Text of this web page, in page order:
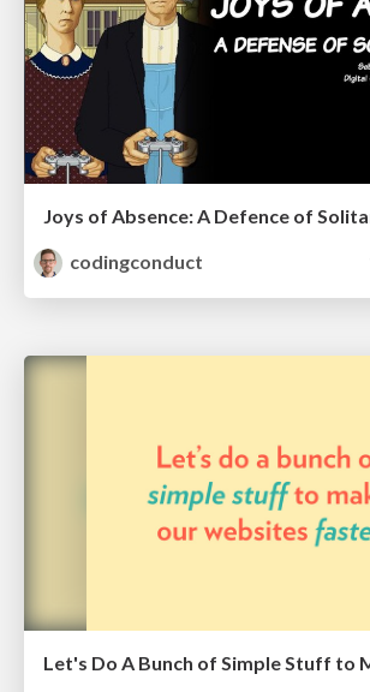
Joys of Absence: A Defence of
codingconduct